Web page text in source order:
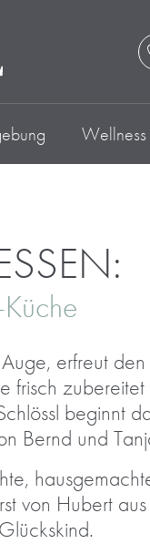
Wellness
erfreut
beginnt
Bernd und
von Hubert